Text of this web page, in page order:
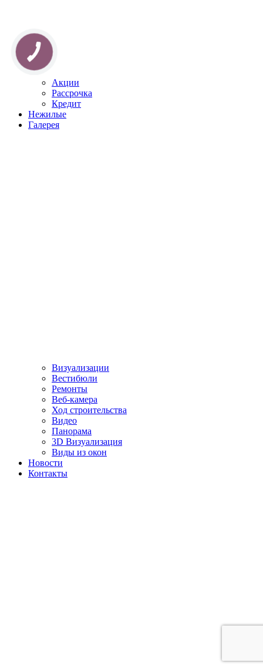
Акции
Рассрочка
Кредит
Нежилые
Галерея
Визуализации
Вестибюли
Ремонты
Веб-камера
Ход строительства
Видео
Панорама
3D Визуализация
Виды из окон
Новости
Контакты
КНОПКА
ЗВ'ЯЗКУ